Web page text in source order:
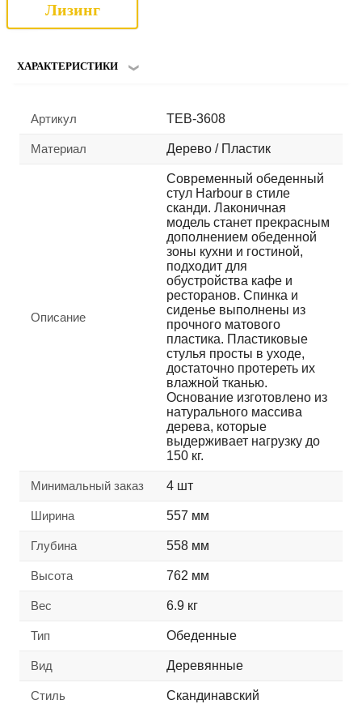
Лизинг
ХАРАКТЕРИСТИКИ
Артикул TEB-3608
Материал Дерево / Пластик
Описание
Современный обеденный
стул Harbour в стиле
сканди. Лаконичная
модель станет прекрасным
дополнением обеденной
зоны кухни и гостиной,
подходит для
обустройства кафе и
ресторанов. Спинка и
сиденье выполнены из
прочного матового
пластика. Пластиковые
стулья просты в уходе,
достаточно протереть их
влажной тканью.
Основание изготовлено из
натурального массива
дерева, которые
выдерживает нагрузку до
150 кг.
Минимальный заказ 4 шт
Ширина 557 мм
Глубина 558 мм
Высота 762 мм
Вес 6.9 кг
Тип Обеденные
Вид Деревянные
Стиль Скандинавский